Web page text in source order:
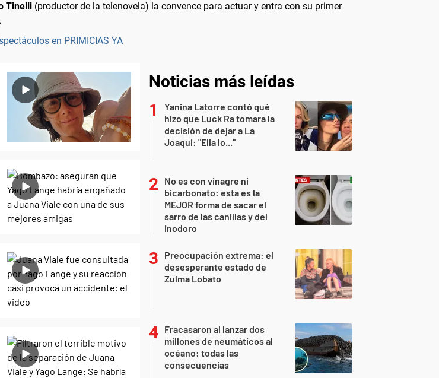
Tinelli (productor de la telenovela) la convence para actuar y entra con su primer
en PRIMICIAS YA
Noticias más leídas
Yanina Latorre contó qué
hizo que Luck Ra tomara la
decisión de dejar a La
Joaqui: "Ella lo..."
No es con vinagre ni
bicarbonato: esta es la
MEJOR forma de sacar el
sarro de las canillas y del
inodoro
Preocupación extrema: el
desesperante estado de
Zulma Lobato
Fracasaron al lanzar dos
millones de neumáticos al
océano: todas las
consecuencias